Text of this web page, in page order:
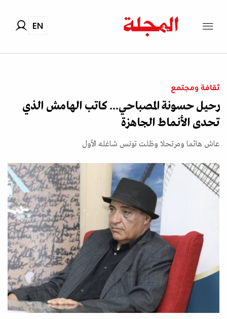
EN
ثقافة ومجتمع
رحيل حسونة المصباحي... كاتب الهامش الذي
تحدى الأنماط الجاهزة
عاش هائما ومرتحلا وظلت تونس شاغله الأول